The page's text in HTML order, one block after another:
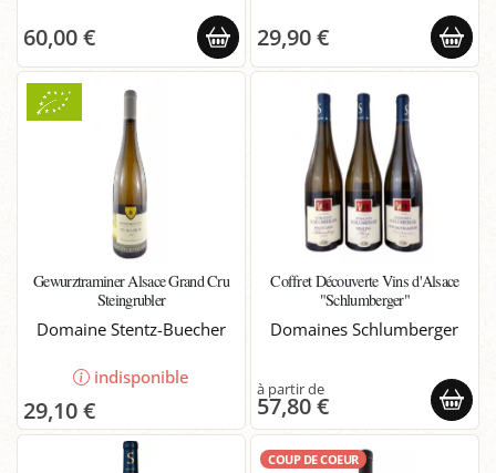
60,00 € 29,90 €
Gewurztraminer Alsace Grand Cru
Steingrubler
Domaine Stentz-Buecher
indisponible
29,10 €
Coffret Découverte Vins d'Alsace
"Schlumberger"
Domaines Schlumberger
57,80 €
COUP DE COEUR